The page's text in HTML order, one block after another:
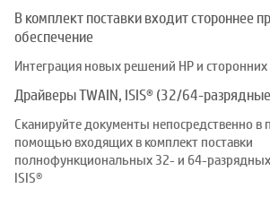
В комплект поставки входит стороннее
обеспечение
Интеграция новых решений HP и
Драйверы TWAIN, ISIS® (32/64-
Сканируйте документы непосредственно в
помощью входящих в комплект поставки
полнофункциональных 32- и 64-разрядных
ISIS®